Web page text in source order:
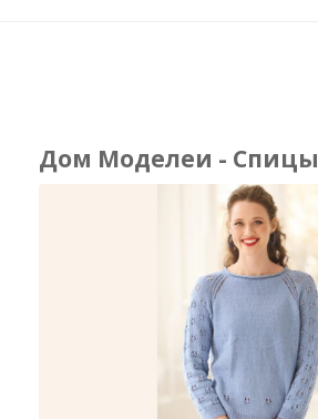
Дом Моделеи - Спицы